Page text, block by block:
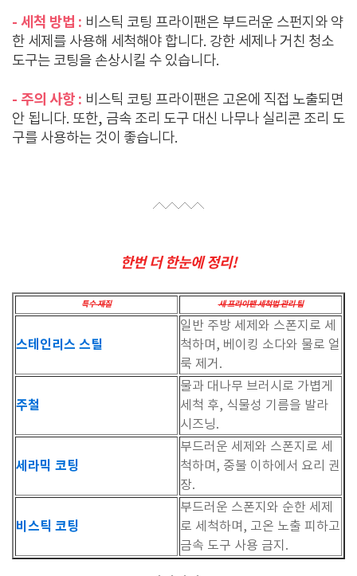
- 세척 방법 : 비스틱 코팅 프라이팬은 부드러운 스펀지와 약
한 세제를 사용해 세척해야 합니다. 강한 세제나 거친 청소
도구는 코팅을 손상시킬 수 있습니다.
- 주의 사항 : 비스틱 코팅 프라이팬은 고온에 직접 노출되면
안 됩니다. 또한, 금속 조리 도구 대신 나무나 실리콘 조리 도
구를 사용하는 것이 좋습니다.
한번 더 한눈에 정리!
특수재질 새 프라이팬 세척법 관리 팁
스테인리스 스틸
일반 주방 세제와 스폰지로 세
척하며, 베이킹 소다와 물로 얼
룩 제거.
주철
물과 대나무 브러시로 가볍게
세척 후, 식물성 기름을 발라
시즈닝.
세라믹 코팅
부드러운 세제와 스폰지로 세
척하며, 중불 이하에서 요리 권
장.
비스틱 코팅
부드러운 스폰지와 순한 세제
로 세척하며, 고온 노출 피하고
금속 도구 사용 금지.